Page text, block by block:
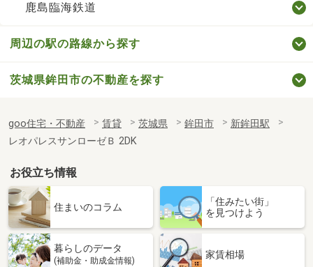
鹿島臨海鉄道
周辺の駅の路線から探す
茨城県鉾田市の不動産を探す
goo住宅・不動産 賃貸 茨城県 鉾田市
新鉾田駅
レオパレスサンローゼＢ 2DK
お役立ち情報
住まいのコラム
「住みたい街」
を見つけよう
暮らしのデータ
(補助金・助成金情報)
家賃相場